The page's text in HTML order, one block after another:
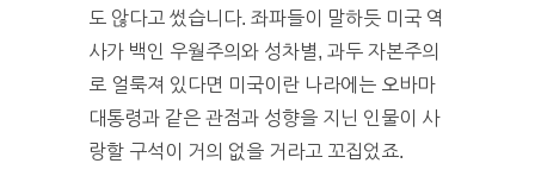
도 않다고 썼습니다. 좌파들이 말하듯 미국 역
사가 백인 우월주의와 성차별, 과두 자본주의
로 얼룩져 있다면 미국이란 나라에는 오바마
대통령과 같은 관점과 성향을 지닌 인물이 사
랑할 구석이 거의 없을 거라고 꼬집었죠.